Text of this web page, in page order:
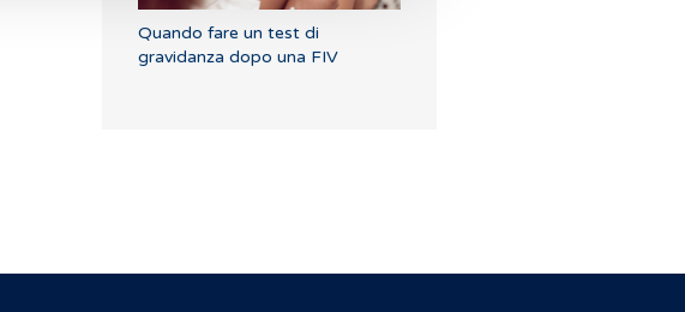
Quando fare un test di
gravidanza dopo una FIV